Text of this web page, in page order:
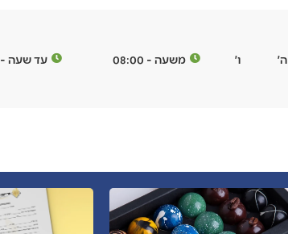
ה׳ ו׳ משעה - 08:00 עד שעה - 18:00